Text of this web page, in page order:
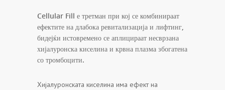
Cellular Fill е третман при кој се комбинираат
ефектите на длабока ревитализација и лифтинг,
бидејќи истовремено се аплицираат несврзана
хијалуронска киселина и крвна плазма збогатена
со тромбоцити.
Хијалуронската киселина има ефект на